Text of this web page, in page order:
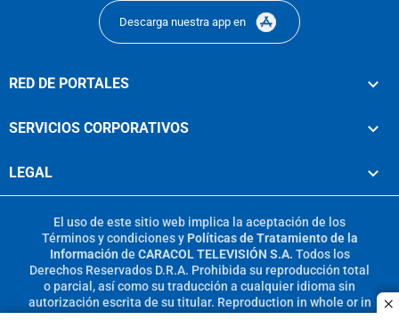
Descarga nuestra app en
RED DE PORTALES
SERVICIOS CORPORATIVOS
LEGAL
El uso de este sitio web implica la aceptación de los
Términos y condicionesy Políticas de Tratamiento de la
Información de CARACOL TELEVISIÓN S.A. Todos los
Derechos Reservados D.R.A. Prohibida su reproducción total
o parcial, así como su traducción a cualquier idioma sin
autorización escrita de su titular. Reproduction in whole or in